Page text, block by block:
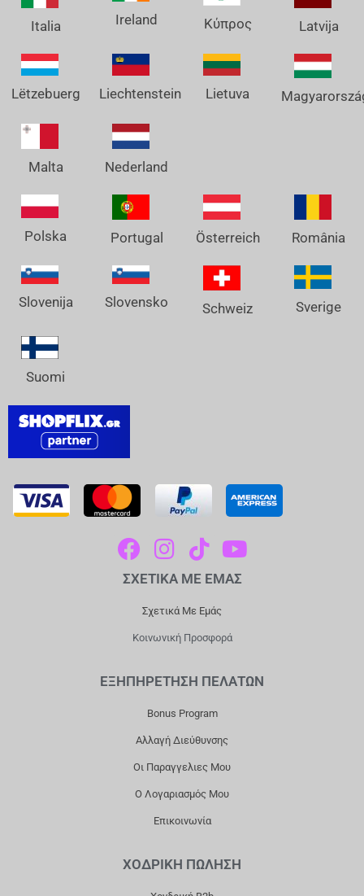
Italia Ireland Κύπρος Latvija
Lëtzebuerg Liechtenstein Lietuva
Malta Nederland
Polska Portugal Österreich România
Slovenija Slovensko Schweiz Sverige
Suomi
F
A
C
B
O
I
N
S
T
A
R
M
T
I
K
T
O
Y
O
U
E
ΣΧΕΤΙΚΑ ΜΕ ΕΜΑΣ
Σχετικά Με Εμάς
Κοινωνική Προσφορά
ΕΞΗΠΗΡΕΤΗΣΗ ΠΕΛΑΤΩΝ
Bonus Program
Αλλαγή Διεύθυνσης
Οι Παραγγελιες Μου
Ο Λογαριασμός Μου
Επικοινωνία
ΧΟΔΡΙΚΗ ΠΩΛΗΣΗ